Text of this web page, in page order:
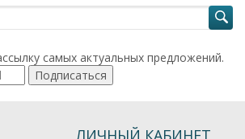
самых актуальных предложений.
Подписаться
ЛИЧНЫЙ КАБИНЕТ